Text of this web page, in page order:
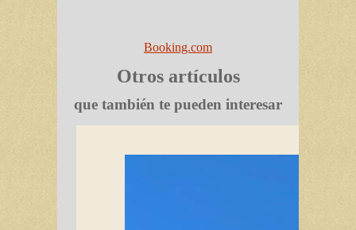
Booking.com
Otros artículos
que también te pueden interesar